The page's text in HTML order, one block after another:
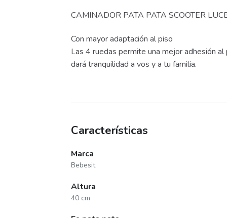
CAMINADOR PATA PATA SCOOTER
Con mayor adaptación al piso
Las 4 ruedas permite una mejor adhesión
dará tranquilidad a vos y a tu familia.
Características
Marca
Bebesit
Altura
40 cm